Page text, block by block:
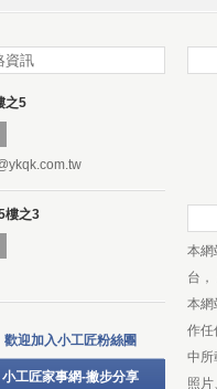
資訊
之5
樓之3
歡迎加入小工匠粉絲團
小工匠家事網-撇步分享
本網
台，
本網
作任
中所
照